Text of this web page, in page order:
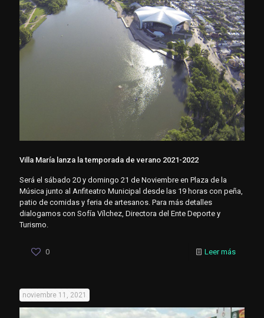
Villa María lanza la temporada de verano 2021-2022
Será el sábado 20 y domingo 21 de Noviembre en Plaza de la
Música junto al Anfiteatro Municipal desde las 19 horas con peña,
patio de comidas y feria de artesanos. Para más detalles
dialogamos con Sofía Vílchez, Directora del Ente Deporte y
Turismo.
0 Leer más
noviembre 11, 2021